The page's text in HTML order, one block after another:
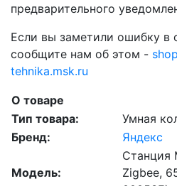
предварительного
Если вы заметили ошибку в
сообщите нам об этом -
tehnika.msk.ru
О товаре
Тип товара:
Умная
Бренд:
Яндекс
Модель:
Станция
Zigbee,